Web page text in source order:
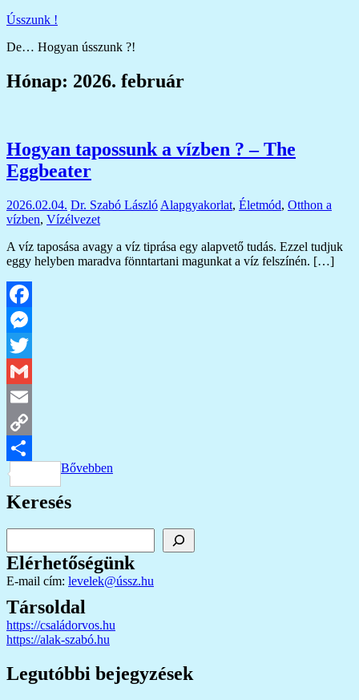
Skip
content
Ússzunk !
De… Hogyan ússzunk ?!
Hónap: 2026. február
Hogyan tapossunk a vízben ? – The
Eggbeater
2026.02.04. Dr. Szabó László Alapgyakorlat, Életmód, Otthon a
vízben, Vízélvezet
A víz taposása avagy a víz tiprása egy alapvető tudás. Ezzel tudjuk
eggy helyben maradva fönntartani magunkat a víz felszínén. […]
Facebook
Messenger
Twitter
Gmail
Email
Copy
Link
Ossza
meg
Bővebben
Keresés
Elérhetőségünk
E-mail cím: levelek@ússz.hu
Társoldal
https://családorvos.hu
https://alak-szabó.hu
Legutóbbi bejegyzések